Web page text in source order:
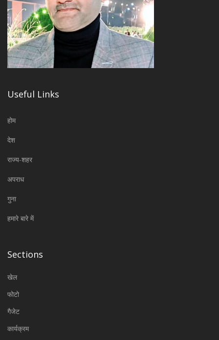
Useful Links
होम
देश
राज्य-शहर
अपराध
गुना
हमारे बारे में
Sections
खेल
फोटो
गैजेट
कार्यक्रम